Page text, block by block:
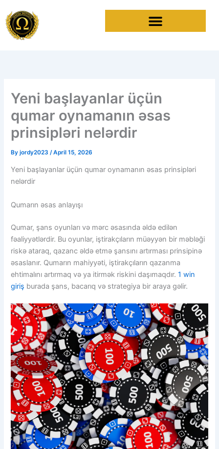
to
content
Yeni başlayanlar üçün
qumar oynamanın əsas
prinsipləri nelərdir
Byjordy2023 /April 15, 2026
Yeni başlayanlar üçün qumar oynamanın əsas prinsipləri
nelərdir
Qumarın əsas anlayışı
Qumar, şans oyunları və mərc əsasında əldə edilən
fəaliyyətlərdir. Bu oyunlar, iştirakçıların müəyyən bir məbləği
riskə ataraq, qazanc əldə etmə şansını artırması prinsipinə
əsaslanır. Qumarın mahiyyəti, iştirakçıların qazanma
ehtimalını artırmaq və ya itirmək riskini daşımaqdır.1 win
giriş burada şans, bacarıq və strategiya bir araya gəlir.